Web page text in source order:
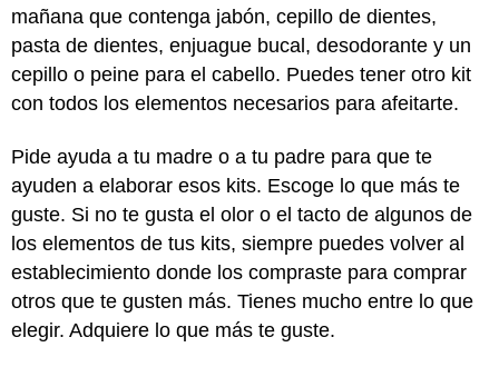
mañana que contenga jabón, cepillo de dientes,
pasta de dientes, enjuague bucal, desodorante y un
cepillo o peine para el cabello. Puedes tener otro kit
con todos los elementos necesarios para afeitarte.
Pide ayuda a tu madre o a tu padre para que te
ayuden a elaborar esos kits. Escoge lo que más te
guste. Si no te gusta el olor o el tacto de algunos de
los elementos de tus kits, siempre puedes volver al
establecimiento donde los compraste para comprar
otros que te gusten más. Tienes mucho entre lo que
elegir. Adquiere lo que más te guste.